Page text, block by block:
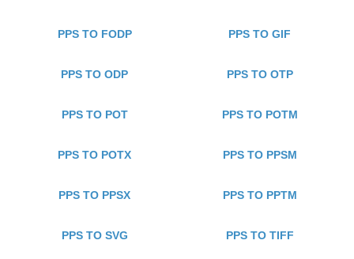
PPS TO FODP PPS TO GIF
PPS TO ODP PPS TO OTP
PPS TO POT PPS TO POTM
PPS TO POTX PPS TO PPSM
PPS TO PPSX PPS TO PPTM
PPS TO SVG PPS TO TIFF